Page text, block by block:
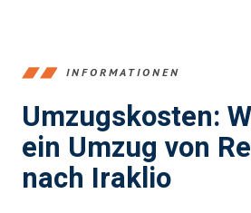
INFORMATIONEN
Umzugskosten:
ein Umzug von
nach Iraklio